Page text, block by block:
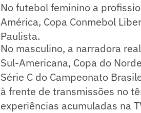
No futebol feminino a
América, Copa Conmebol
Paulista.
No masculino, a narradora
Sul-Americana, Copa do
Série C do Campeonato
à frente de transmissões no
experiências acumuladas na